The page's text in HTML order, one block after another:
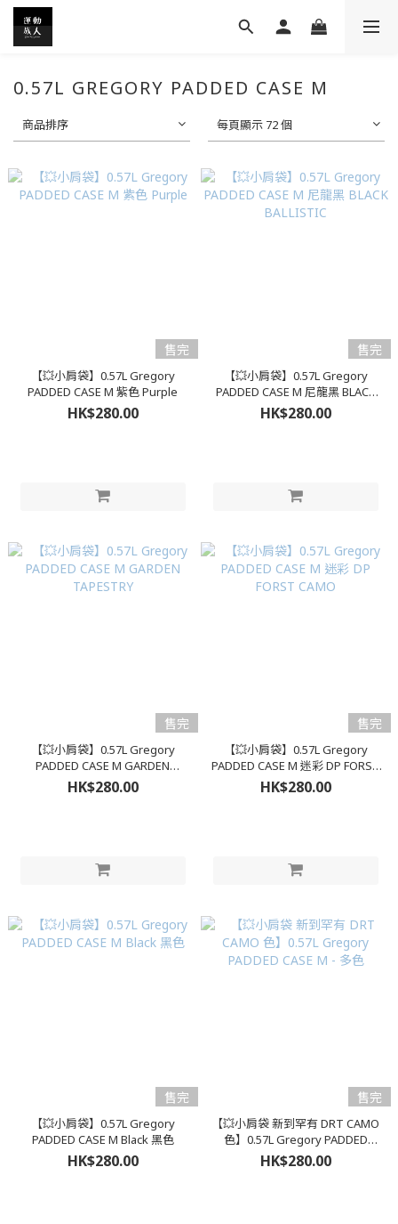
0.57L GREGORY PADDED CASE M
商品排序 每頁顯示 72 個
售完
【💥小肩袋】0.57L Gregory
PADDED CASE M 紫色 Purple
HK$280.00
售完
【💥小肩袋】0.57L Gregory
PADDED CASE M 尼龍黑 BLACK
BALLISTIC
HK$280.00
售完
【💥小肩袋】0.57L Gregory
PADDED CASE M GARDEN
TAPESTRY
HK$280.00
售完
【💥小肩袋】0.57L Gregory
PADDED CASE M 迷彩 DP FORST
CAMO
HK$280.00
售完
【💥小肩袋】0.57L Gregory
PADDED CASE M Black 黑色
HK$280.00
售完
【💥小肩袋 新到罕有 DRT CAMO
色】0.57L Gregory PADDED
CASE M - 多色
HK$280.00